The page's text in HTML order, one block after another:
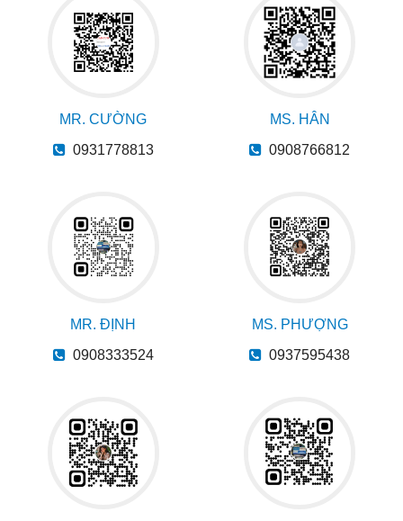
MR. CƯỜNG
0931778813
MS. HÂN
0908766812
MR. ĐỊNH
0908333524
MS. PHƯỢNG
0937595438